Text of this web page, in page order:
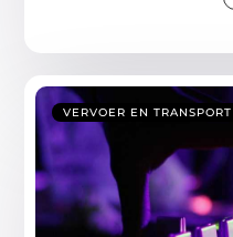
VERVOER EN TRANSPORT